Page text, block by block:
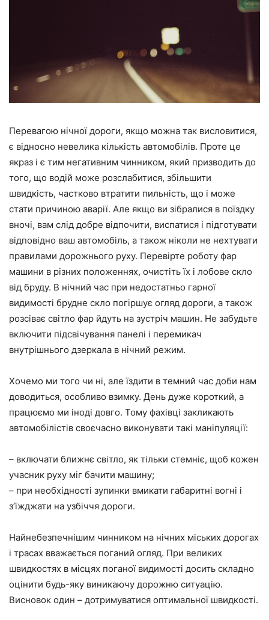
Перевагою нічної дороги, якщо можна так висловитися,
є відносно невелика кількість автомобілів. Проте це
якраз і є тим негативним чинником, який призводить до
того, що водій може розслабитися, збільшити
швидкість, частково втратити пильність, що і може
стати причиною аварії. Але якщо ви зібралися в поїздку
вночі, вам слід добре відпочити, виспатися і підготувати
відповідно ваш автомобіль, а також ніколи не нехтувати
правилами дорожнього руху. Перевірте роботу фар
машини в різних положеннях, очистіть їх і лобове скло
від бруду. В нічний час при недостатньо гарної
видимості брудне скло погіршує огляд дороги, а також
розсіває світло фар йдуть на зустріч машин. Не забудьте
включити підсвічування панелі і перемикач
внутрішнього дзеркала в нічний режим.
Хочемо ми того чи ні, але їздити в темний час доби нам
доводиться, особливо взимку. День дуже короткий, а
працюємо ми іноді довго. Тому фахівці закликають
автомобілістів своєчасно виконувати такі маніпуляції:
– включати ближнє світло, як тільки стемніє, щоб кожен
учасник руху міг бачити машину;
– при необхідності зупинки вмикати габаритні вогні і
з’їжджати на узбіччя дороги.
Найнебезпечнішим чинником на нічних міських дорогах
і трасах вважається поганий огляд. При великих
швидкостях в місцях поганої видимості досить складно
оцінити будь-яку виникаючу дорожню ситуацію.
Висновок один – дотримуватися оптимальної швидкості.